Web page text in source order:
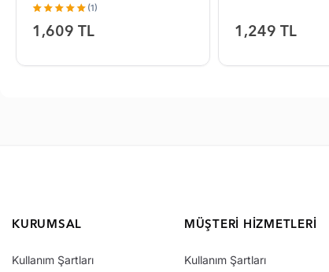
(1)
1,609 TL 1,249 TL
KURUMSAL
Kullanım Şartları
MÜŞTERI HIZMETLERI
Kullanım Şartları